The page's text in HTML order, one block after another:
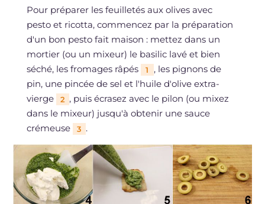
Pour préparer les feuilletés aux olives avec
pesto et ricotta, commencez par la préparation
d'un bon pesto fait maison : mettez dans un
mortier (ou un mixeur) le basilic lavé et bien
séché, les fromages râpés
1
, les pignons de
pin, une pincée de sel et l'huile d'olive extra-
vierge
2 , puis écrasez avec le pilon (ou mixez
dans le mixeur) jusqu'à obtenir une sauce
crémeuse
3 .